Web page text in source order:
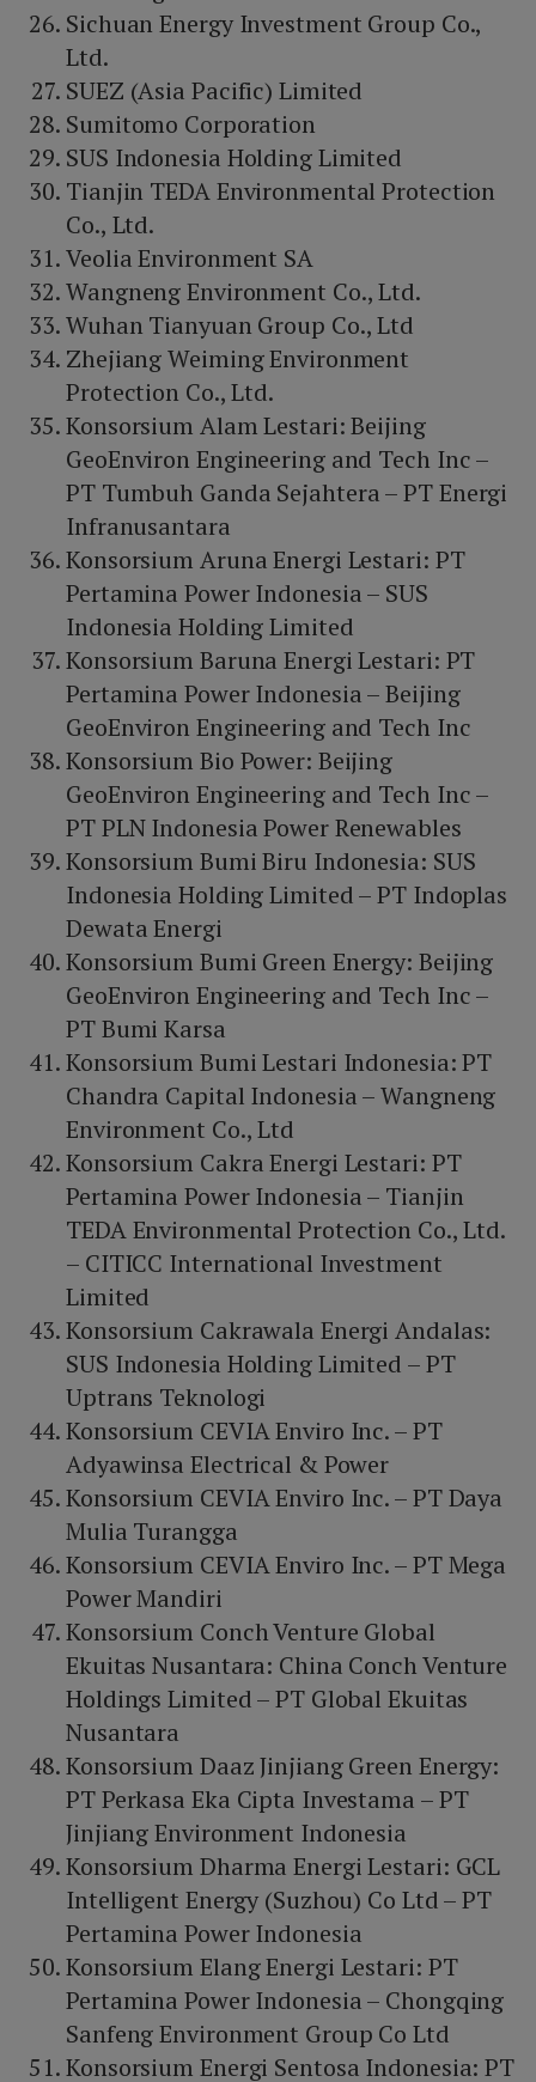
Sichuan Energy Investment Group Co.,
Ltd.
SUEZ (Asia Pacific) Limited
Sumitomo Corporation
SUS Indonesia Holding Limited
Tianjin TEDA Environmental Protection
Co., Ltd.
Veolia Environment SA
Wangneng Environment Co., Ltd.
Wuhan Tianyuan Group Co., Ltd
Zhejiang Weiming Environment
Protection Co., Ltd.
Konsorsium Alam Lestari: Beijing
GeoEnviron Engineering and Tech Inc –
PT Tumbuh Ganda Sejahtera – PT Energi
Infranusantara
Konsorsium Aruna Energi Lestari: PT
Pertamina Power Indonesia – SUS
Indonesia Holding Limited
Konsorsium Baruna Energi Lestari: PT
Pertamina Power Indonesia – Beijing
GeoEnviron Engineering and Tech Inc
Konsorsium Bio Power: Beijing
GeoEnviron Engineering and Tech Inc –
PT PLN Indonesia Power Renewables
Konsorsium Bumi Biru Indonesia: SUS
Indonesia Holding Limited – PT Indoplas
Dewata Energi
Konsorsium Bumi Green Energy: Beijing
GeoEnviron Engineering and Tech Inc –
PT Bumi Karsa
Konsorsium Bumi Lestari Indonesia: PT
Chandra Capital Indonesia – Wangneng
Environment Co., Ltd
Konsorsium Cakra Energi Lestari: PT
Pertamina Power Indonesia – Tianjin
TEDA Environmental Protection Co., Ltd.
– CITICC International Investment
Limited
Konsorsium Cakrawala Energi Andalas:
SUS Indonesia Holding Limited – PT
Uptrans Teknologi
Konsorsium CEVIA Enviro Inc. – PT
Adyawinsa Electrical & Power
Konsorsium CEVIA Enviro Inc. – PT Daya
Mulia Turangga
Konsorsium CEVIA Enviro Inc. – PT Mega
Power Mandiri
Konsorsium Conch Venture Global
Ekuitas Nusantara: China Conch Venture
Holdings Limited – PT Global Ekuitas
Nusantara
Konsorsium Daaz Jinjiang Green Energy:
PT Perkasa Eka Cipta Investama – PT
Jinjiang Environment Indonesia
Konsorsium Dharma Energi Lestari: GCL
Intelligent Energy (Suzhou) Co Ltd – PT
Pertamina Power Indonesia
Konsorsium Elang Energi Lestari: PT
Pertamina Power Indonesia – Chongqing
Sanfeng Environment Group Co Ltd
Konsorsium Energi Sentosa Indonesia: PT